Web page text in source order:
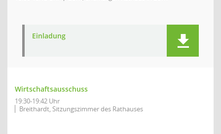
Einladung
Wirtschaftsausschuss
19:30-19:42 Uhr
Breithardt, Sitzungszimmer des Rathauses